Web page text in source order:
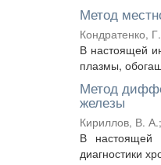
Метод
Кондратенко,
В настоящей
плазмы,
Метод
железы
Кириллов, В. А.;
В настоящей
диагностики